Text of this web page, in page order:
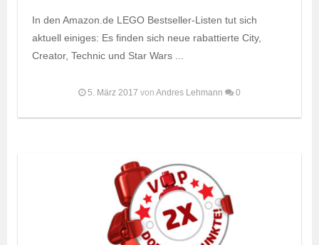
In den Amazon.de LEGO Bestseller-Listen tut sich
aktuell einiges: Es finden sich neue rabattierte City,
Creator, Technic und Star Wars ...
5. März 2017 von Andres Lehmann 0